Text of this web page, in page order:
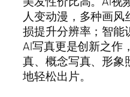
人变动漫，多种画
损提升分辨率；智能
AI写真更是创新之作
真、概念写真、形象
地轻松出片。